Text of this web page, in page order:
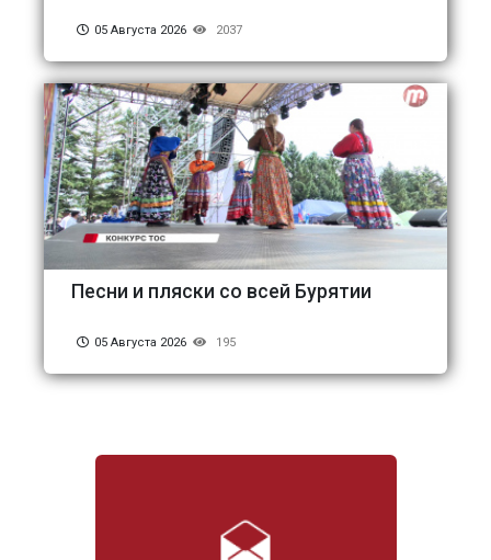
05 Августа 2026 2037
Песни и пляски со всей Бурятии
05 Августа 2026 195